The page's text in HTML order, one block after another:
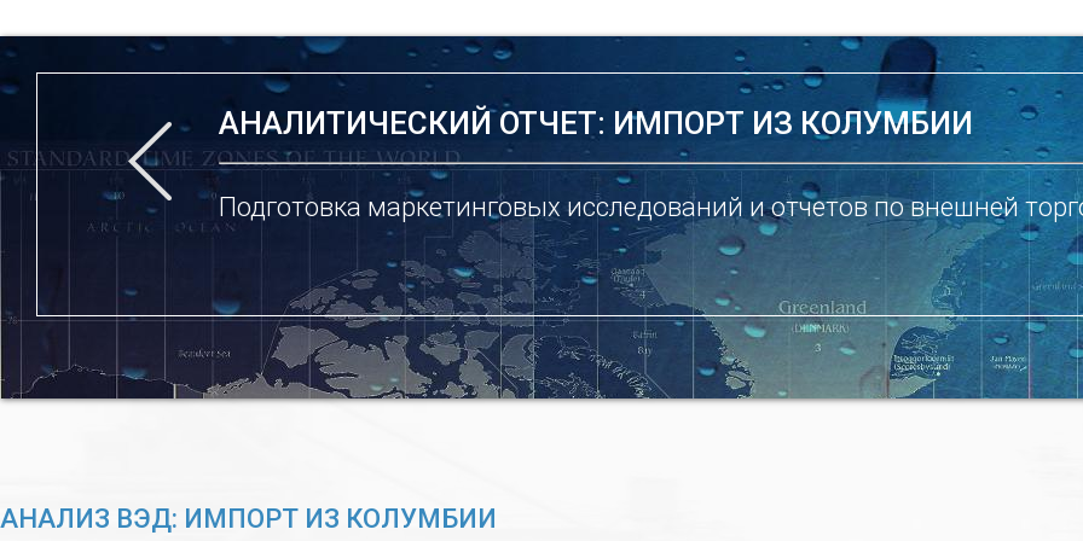
АНАЛИТИЧЕСКИЙ ОТЧЕТ: ИМПОРТ ИЗ КОЛУМБИИ
Подготовка маркетинговых исследований и отчетов по внешней
АНАЛИЗ ВЭД: ИМПОРТ ИЗ КОЛУМБИИ